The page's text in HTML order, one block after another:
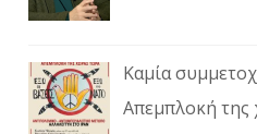
Καμία
Απεμπλοκή